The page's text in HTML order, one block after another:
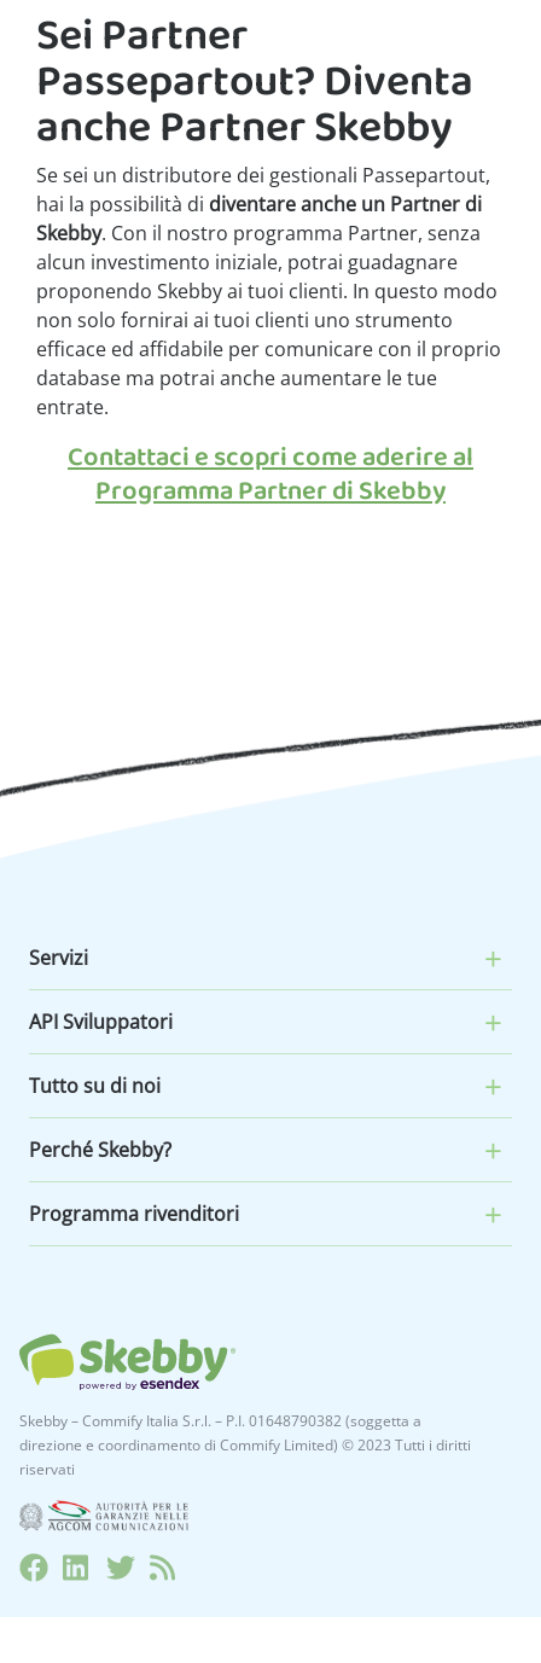
Sei Partner
Passepartout? Diventa
anche Partner Skebby
Se sei un distributore dei gestionali Passepartout,
hai la possibilità di diventare anche un Partner di
Skebby. Con il nostro programma Partner, senza
alcun investimento iniziale, potrai guadagnare
proponendo Skebby ai tuoi clienti. In questo modo
non solo fornirai ai tuoi clienti uno strumento
efficace ed affidabile per comunicare con il proprio
database ma potrai anche aumentare le tue
entrate.
Contattaci e scopri come aderire al
Programma Partner di Skebby
Servizi
API Sviluppatori
Tutto su di noi
Perché Skebby?
Programma rivenditori
Skebby – Commify Italia S.r.l. – P.I. 01648790382 (soggetta a
direzione e coordinamento di Commify Limited) © 2023 Tutti i diritti
riservati